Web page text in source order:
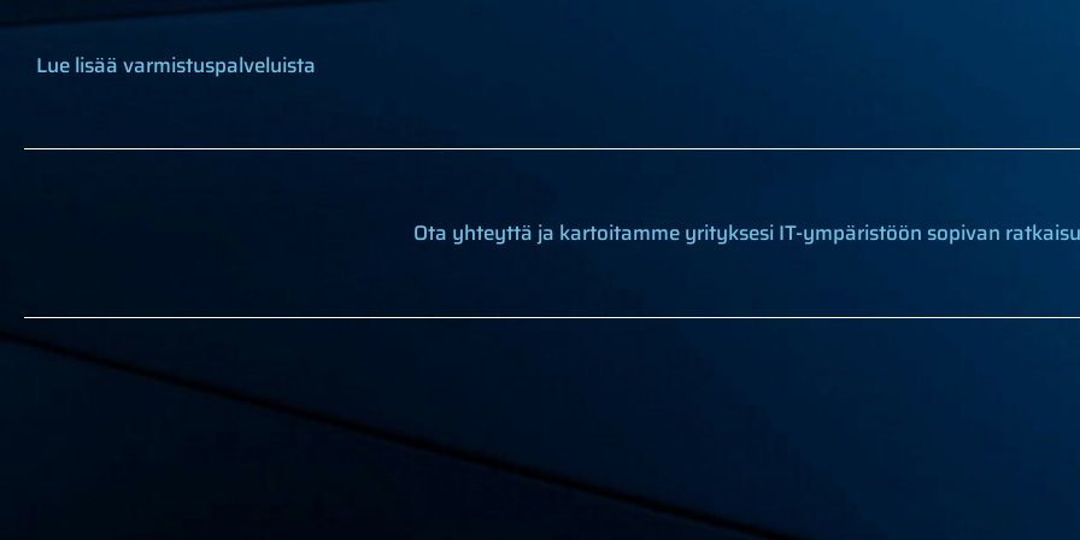
Lue lisää varmistuspalveluista
Ota yhteyttä ja kartoitamme yrityksesi IT-ympäristöön sopivan